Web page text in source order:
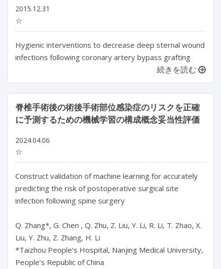
2015.12.31
☆
Hygienic interventions to decrease deep sternal wound
infections following coronary artery bypass grafting
続きを読む
脊椎手術後の術後手術部位感染症のリスクを正確
に予測するための機械学習の構成概念妥当性評価
2024.04.06
☆
Construct validation of machine learning for accurately
predicting the risk of postoperative surgical site
infection following spine surgery
Q. Zhang*, G. Chen , Q. Zhu, Z. Liu, Y. Li, R. Li, T. Zhao, X.
Liu, Y. Zhu, Z. Zhang, H. Li
*Taizhou People’s Hospital, Nanjing Medical University,
People’s Republic of China